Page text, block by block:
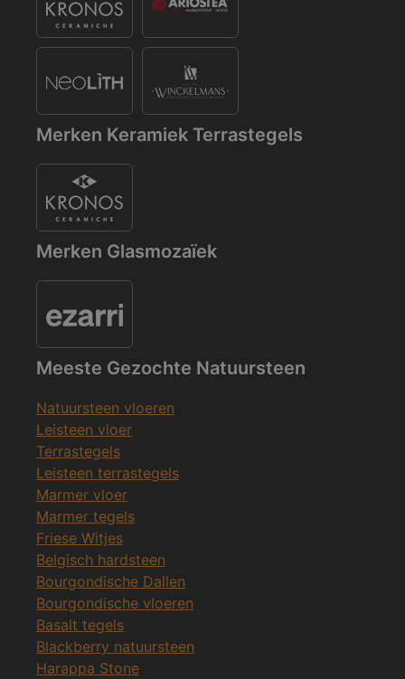
Merken Keramiek Terrastegels
Merken Glasmozaïek
Meeste Gezochte Natuursteen
Natuursteen vloeren
Leisteen vloer
Terrastegels
Leisteen terrastegels
Marmer vloer
Marmer tegels
Friese Witjes
Belgisch hardsteen
Bourgondische Dallen
Bourgondische vloeren
Basalt tegels
Blackberry natuursteen
Harappa Stone